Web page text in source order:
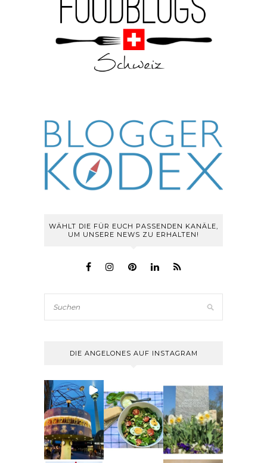
WÄHLT DIE FÜR EUCH PASSENDEN KANÄLE,
UM UNSERE NEWS ZU ERHALTEN!
DIE ANGELONES AUF INSTAGRAM